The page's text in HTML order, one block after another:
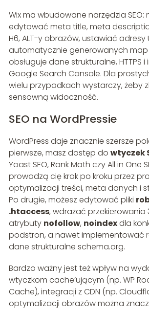
Wix ma wbudowane narzędzia SEO:
edytować meta title, meta
H6, ALT-y obrazów, ustawiać adresy
automatycznie generowanych map
obsługuje dane strukturalne, HTTPS
Google Search Console. Dla
wielu przypadkach wystarczy, żeby
sensowną widoczność.
SEO na WordPressie
WordPress daje znacznie szersze
pierwsze, masz dostęp do wtyczek
Yoast SEO, Rank Math czy All in One
prowadzą cię krok po kroku przez
optymalizacji treści, meta danych i
Po drugie, możesz edytować pliki
.htaccess, wdrażać przekierowania
atrybuty nofollow, noindexdla
podstron, a nawet implementować
dane strukturalne schema.org.
Bardzo ważny jest też wpływ na
wtyczkom cache’ującym (np. WP
Cache), integracji z CDN (np.
optymalizacji obrazów można